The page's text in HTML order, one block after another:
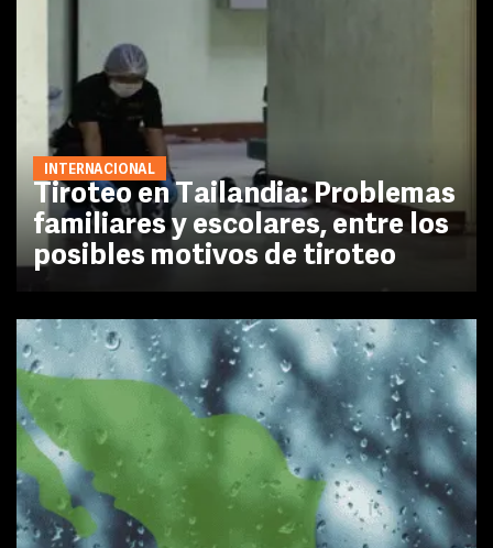
INTERNACIONAL
Tiroteo en Tailandia: Problemas
familiares y escolares, entre los
posibles motivos de tiroteo